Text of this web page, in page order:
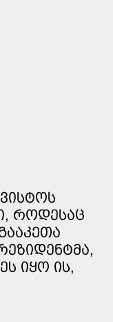
ᲠᲝᲓᲔᲡᲐᲪ
ᲘᲧᲝ ᲘᲡ,